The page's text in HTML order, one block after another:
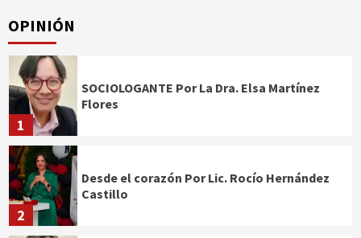
OPINIÓN
1
SOCIOLOGANTE Por La Dra. Elsa Martínez
Flores
2
Desde el corazón Por Lic. Rocío Hernández
Castillo